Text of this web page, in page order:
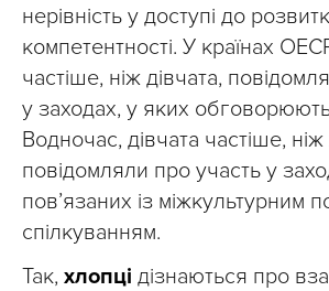
нерівність у доступі до
компетентності. У країнах
частіше, ніж дівчата,
у заходах, у яких
Водночас, дівчата частіше, ніж
повідомляли про участь у
пов’язаних із міжкультурним
спілкуванням.
Так, хлопці дізнаються про